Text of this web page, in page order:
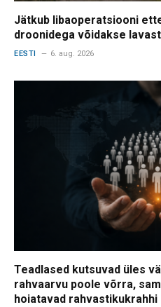
Jätkub libaoperatsiooni
droonidega võidakse
EESTI 6. aug. 2026
Teadlased kutsuvad üles
rahvaarvu poole võrra,
hoiatavad